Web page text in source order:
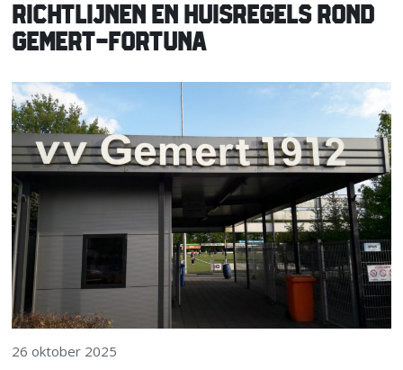
RICHTLIJNEN EN HUISREGELS ROND
GEMERT-FORTUNA
26 oktober 2025